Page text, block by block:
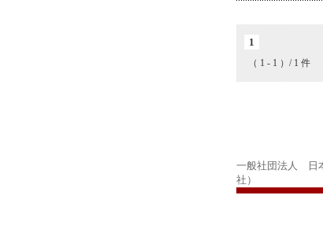
1
（ 1 - 1 ）/ 1 件
一般社団法人 日
社）